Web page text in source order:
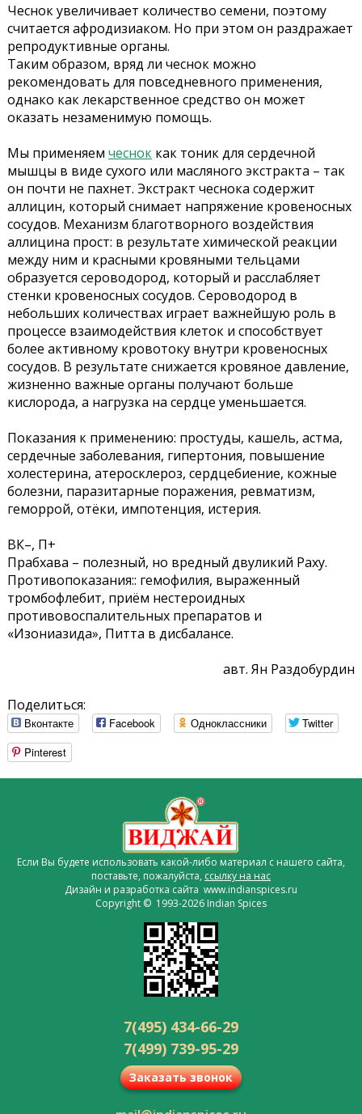
Чеснок увеличивает количество семени, поэтому
считается афродизиаком. Но при этом он раздражает
репродуктивные органы.
Таким образом, вряд ли чеснок можно
рекомендовать для повседневного применения,
однако как лекарственное средство он может
оказать незаменимую помощь.
Мы применяем чесноккак тоник для сердечной
мышцы в виде сухого или масляного экстракта – так
он почти не пахнет. Экстракт чеснока содержит
аллицин, который снимает напряжение кровеносных
сосудов. Механизм благотворного воздействия
аллицина прост: в результате химической реакции
между ним и красными кровяными тельцами
образуется сероводород, который и расслабляет
стенки кровеносных сосудов. Сероводород в
небольших количествах играет важнейшую роль в
процессе взаимодействия клеток и способствует
более активному кровотоку внутри кровеносных
сосудов. В результате снижается кровяное давление,
жизненно важные органы получают больше
кислорода, а нагрузка на сердце уменьшается.
Показания к применению: простуды, кашель, астма,
сердечные заболевания, гипертония, повышение
холестерина, атеросклероз, сердцебиение, кожные
болезни, паразитарные поражения, ревматизм,
геморрой, отёки, импотенция, истерия.
ВК–, П+
Прабхава – полезный, но вредный двуликий Раху.
Противопоказания:: гемофилия, выраженный
тромбофлебит, приём нестероидных
противовоспалительных препаратов и
«Изониазида», Питта в дисбалансе.
авт. Ян Раздобурдин
Поделиться:
Вконтакте Facebook Одноклассники
Twitter
Pinterest
Если Вы будете использовать какой-либо материал с нашего сайта,
поставьте, пожалуйста, ссылку на нас
Дизайн и разработка сайта www.indianspices.ru
Copyright © 1993-2026 Indian Spices
7(495) 434-66-29
7(499) 739-95-29
Заказать звонок